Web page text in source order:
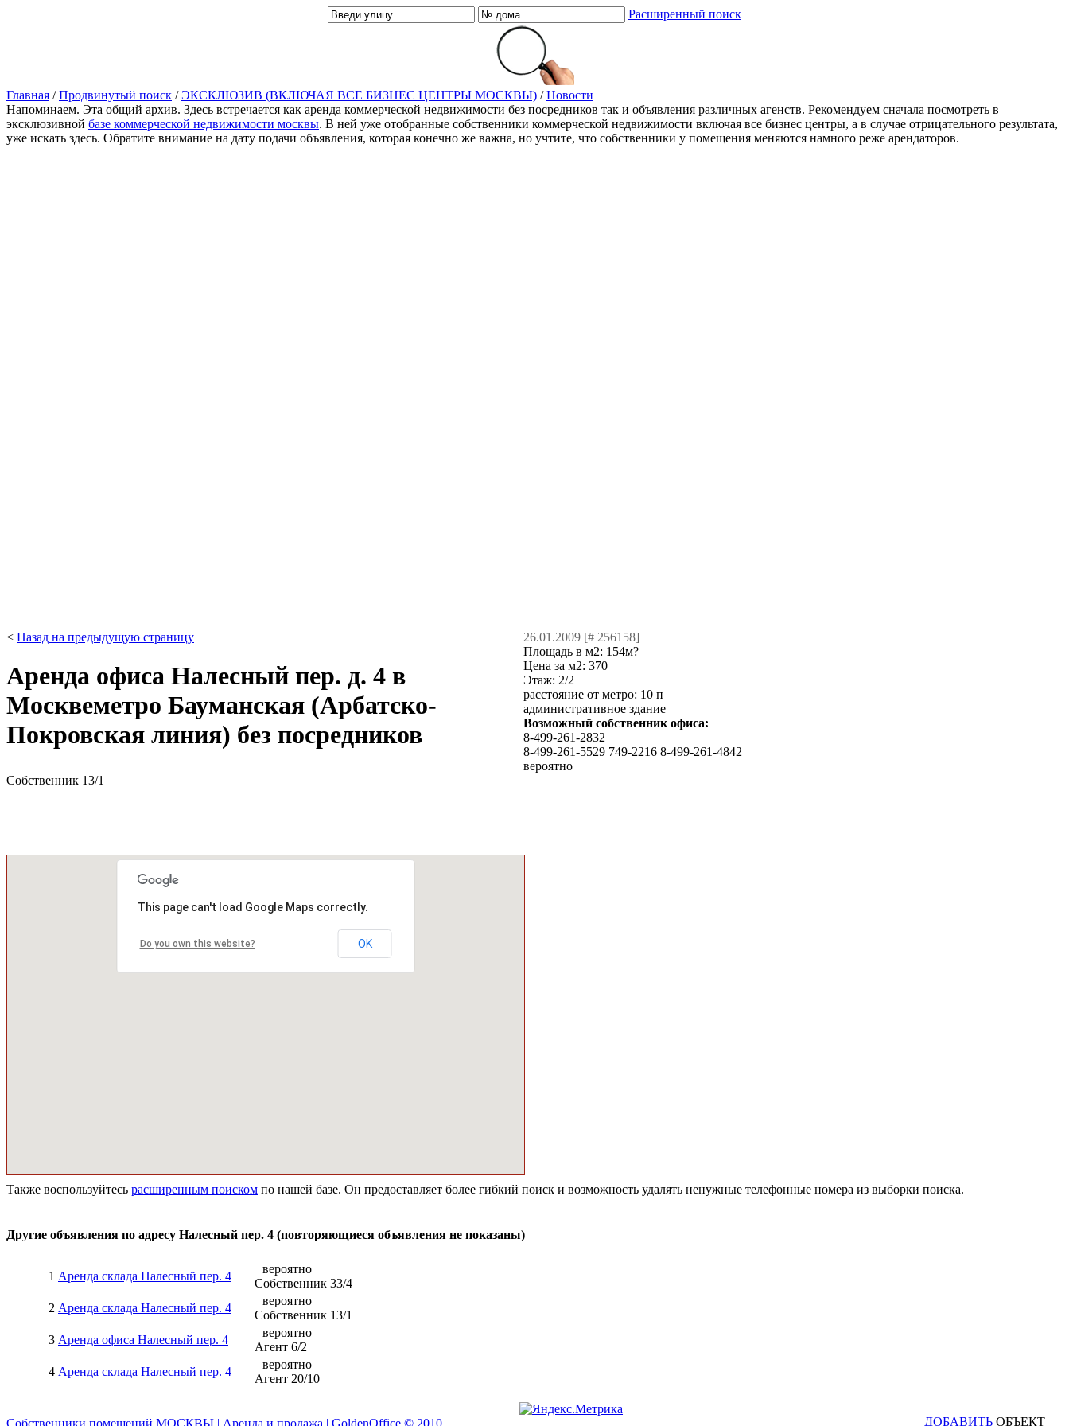
Расширенный поиск
ДОБАВИТЬ ОБЪЕКТ
Главная /Продвинутый поиск /ЭКСКЛЮЗИВ (ВКЛЮЧАЯ ВСЕ БИЗНЕС ЦЕНТРЫ МОСКВЫ) /Новости
Напоминаем. Эта общий архив. Здесь встречается как аренда коммерческой недвижимости без посредников так и объявления различных агенств. Рекомендуем сначала посмотреть в
эксклюзивной базе коммерческой недвижимости москвы. В ней уже отобранные собственники коммерческой недвижимости включая все бизнес центры, а в случае отрицательного результата,
уже искать здесь. Обратите внимание на дату подачи объявления, которая конечно же важна, но учтите, что собственники у помещения меняются намного реже арендаторов.
< Назад на предыдущую страницу
Аренда офиса Налесный пер. д. 4 в
Москвеметро Бауманская (Арбатско-
Покровская линия) без посредников
26.01.2009 [# 256158]
Площадь в м2: 154м?
Цена за м2: 370
Этаж: 2/2
расстояние от метро: 10 п
административное здание
Возможный собственник офиса:
8-499-261-2832
8-499-261-5529 749-2216 8-499-261-4842
вероятно
Собственник 13/1
This page can't load Google Maps correctly.
Do you own this website? OK
Также воспользуйтесь расширенным поиском по нашей базе. Он предоставляет более гибкий поиск и возможность удалять ненужные телефонные номера из выборки поиска.
Другие объявления по адресу Налесный пер. 4 (повторяющиеся объявления не показаны)
1 Аренда склада Налесный пер. 4
вероятно
Собственник 33/4
2 Аренда склада Налесный пер. 4
вероятно
Собственник 13/1
3 Аренда офиса Налесный пер. 4
вероятно
Агент 6/2
4 Аренда склада Налесный пер. 4
вероятно
Агент 20/10
Собственники помещений МОСКВЫ | Аренда и продажа | GoldenOffice © 2010